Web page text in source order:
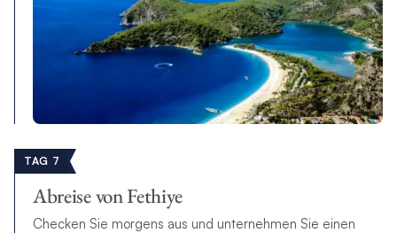
TAG 7
Abreise von Fethiye
Checken Sie morgens aus und unternehmen Sie einen